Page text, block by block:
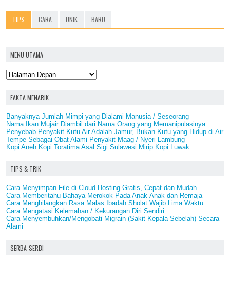
TIPS CARA UNIK BARU
MENU UTAMA
FAKTA MENARIK
Banyaknya Jumlah Mimpi yang Dialami Manusia / Seseorang
Nama Ikan Mujair Diambil dari Nama Orang yang Memanipulasinya
Penyebab Penyakit Kutu Air Adalah Jamur, Bukan Kutu yang Hidup di Air
Tempe Sebagai Obat Alami Penyakit Maag / Nyeri Lambung
Kopi Aneh Kopi Toratima Asal Sigi Sulawesi Mirip Kopi Luwak
TIPS & TRIK
Cara Menyimpan File di Cloud Hosting Gratis, Cepat dan Mudah
Cara Memberitahu Bahaya Merokok Pada Anak-Anak dan Remaja
Cara Menghilangkan Rasa Malas Ibadah Sholat Wajib Lima Waktu
Cara Mengatasi Kelemahan / Kekurangan Diri Sendiri
Cara Menyembuhkan/Mengobati Migrain (Sakit Kepala Sebelah) Secara
Alami
SERBA-SERBI